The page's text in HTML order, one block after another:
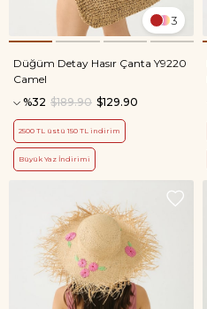
3
Düğüm Detay Hasır Çanta Y9220
Camel
%32
$129.90
$189.90
2500 TL üstü 150 TL indirim
Büyük Yaz İndirimi